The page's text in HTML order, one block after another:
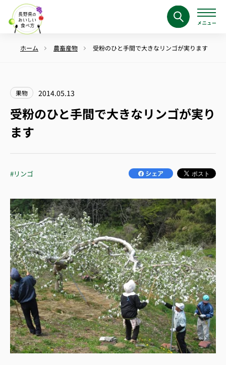
ホーム 農畜産物 受粉のひと手間で大きなリンゴが実ります
果物 2014.05.13
受粉のひと手間で大きなリンゴが実り
ます
#リンゴ